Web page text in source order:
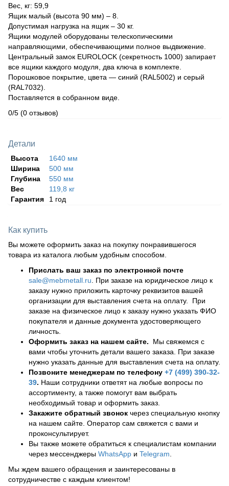
Вес, кг: 59,9
Ящик малый (высота 90 мм) – 8.
Допустимая нагрузка на ящик – 30 кг.
Ящики модулей оборудованы телескопическими
направляющими, обеспечивающими полное выдвижение.
Центральный замок EUROLOCK (секретность 1000) запирает
все ящики каждого модуля, два ключа в комплекте.
Порошковое покрытие, цвета — синий (RAL5002) и серый
(RAL7032).
Поставляется в собранном виде.
0/5 (0 отзывов)
Детали
Высота
1640 мм
Ширина
500 мм
Глубина
550 мм
Вес
119,8 кг
Гарантия
1 год
Как купить
Вы можете оформить заказ на покупку понравившегося
товара из каталога любым удобным способом.
Прислать ваш заказ по электронной почте
sale@mebmetall.ru . При заказе на юридическое лицо к
заказу нужно приложить карточку реквизитов вашей
организации для выставления счета на оплату. При
заказе на физическое лицо к заказу нужно указать ФИО
покупателя и данные документа удостоверяющего
личность.
Оформить заказ на нашем сайте. Мы свяжемся с
вами чтобы уточнить детали вашего заказа. При заказе
нужно указать данные для выставления счета на оплату.
Позвоните менеджерам по телефону +7 (499) 390-32-
39. Наши сотрудники ответят на любые вопросы по
ассортименту, а также помогут вам выбрать
необходимый товар и оформить заказ.
Закажите обратный звонок через специальную кнопку
на нашем сайте. Оператор сам свяжется с вами и
проконсультирует.
Вы также можете обратиться к специалистам компании
через мессенджеры WhatsApp и Telegram
Мы ждем вашего обращения и заинтересованы в
сотрудничестве с каждым клиентом!